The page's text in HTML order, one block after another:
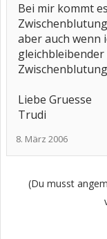
Bei mir kommt
aber auch wenn
Liebe Gruesse
Trudi
8. März 2006
(Du musst